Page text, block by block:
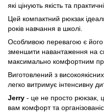
які цінують якість та
Цей компактний рюкзак
років навчання в школі.
Особливою перевагою є
зменшити навантаження на
максимально комфортним
Виготовлений з
легко витримує інтенсивну
Jerry - це не просто рюкзак,
вам комфорт та